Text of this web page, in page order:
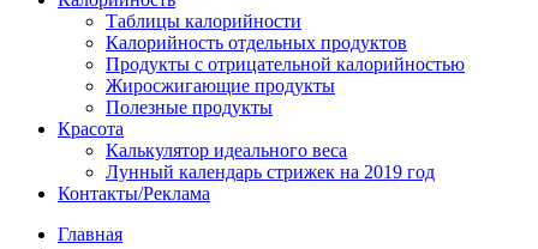
Таблицы калорийности
Калорийность отдельных продуктов
Продукты с отрицательной калорийностью
Жиросжигающие продукты
Полезные продукты
Красота
Калькулятор идеального веса
Лунный календарь стрижек на 2019 год
Контакты/Реклама
Главная